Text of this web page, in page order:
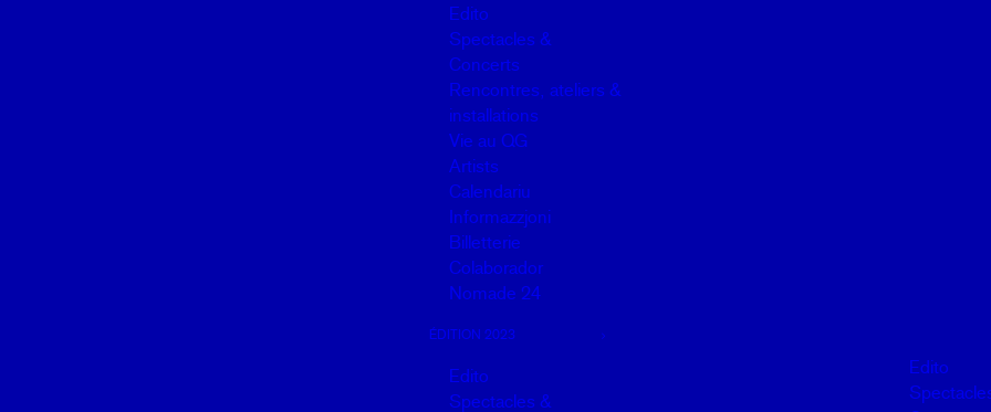
Edito
Spectacles &
Concerts
Rencontres, ateliers &
installations
Vie au QG
Artists
Calendariu
Informazzjoni
Billetterie
Colaborador
Nomade 24
ÉDITION 2023
Edito
Spectacles &
Edito